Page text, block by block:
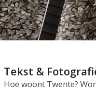
Tekst &
Hoe woont Twente?